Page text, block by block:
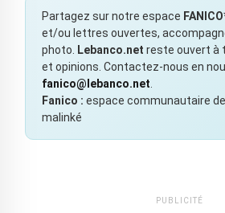
Partagez sur notre espace
et/ou lettres ouvertes,
photo.
Lebanco.net reste ouvert à
et opinions. Contactez-nous en
fanico@lebanco.net
Fanico : espace communautaire
malinké
PUBLICITÉ